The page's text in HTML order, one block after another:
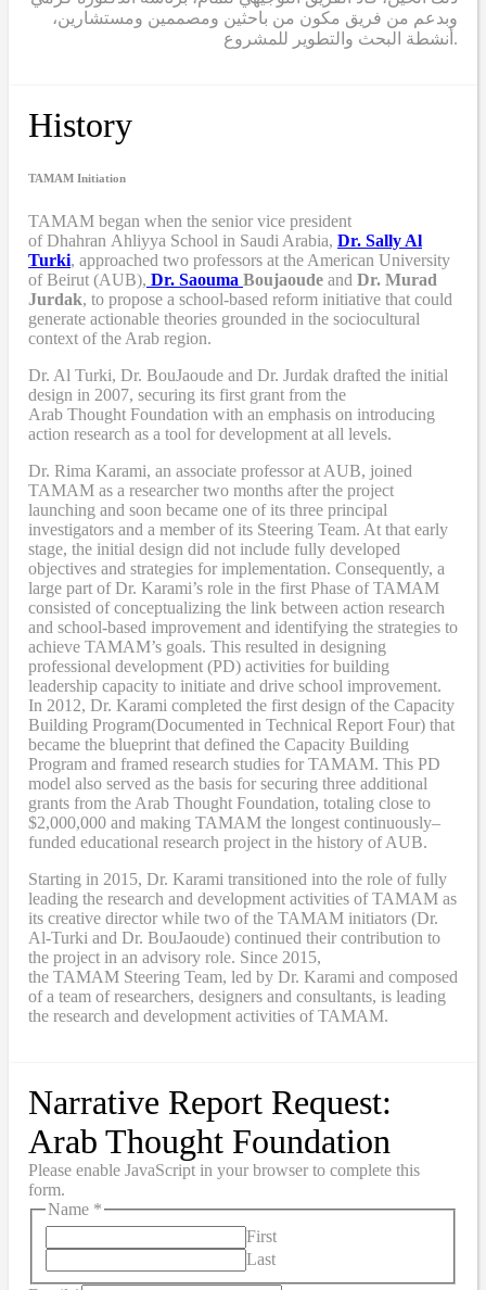
وبدعم من فريق مكون من باحثين ومصممين ومستشارين،
أنشطة البحث والتطوير للمشروع.
History
TAMAM Initiation
TAMAM began when the senior vice president
of Dhahran Ahliyya School in Saudi Arabia, Dr. Sally Al
Turki, approached two professors at the American University
of Beirut (AUB), Dr. Saouma Boujaoude and Dr. Murad
Jurdak, to propose a school-based reform initiative that could
generate actionable theories grounded in the sociocultural
context of the Arab region.
Dr. Al Turki, Dr. BouJaoude and Dr. Jurdak drafted the initial
design in 2007, securing its first grant from the
Arab Thought Foundation with an emphasis on introducing
action research as a tool for development at all levels.
Dr. Rima Karami, an associate professor at AUB, joined
TAMAM as a researcher two months after the project
launching and soon became one of its three principal
investigators and a member of its Steering Team. At that early
stage, the initial design did not include fully developed
objectives and strategies for implementation. Consequently, a
large part of Dr. Karami’s role in the first Phase of TAMAM
consisted of conceptualizing the link between action research
and school-based improvement and identifying the strategies to
achieve TAMAM’s goals. This resulted in designing
professional development (PD) activities for building
leadership capacity to initiate and drive school improvement.
In 2012, Dr. Karami completed the first design of the Capacity
Building Program(Documented in Technical Report Four) that
became the blueprint that defined the Capacity Building
Program and framed research studies for TAMAM. This PD
model also served as the basis for securing three additional
grants from the Arab Thought Foundation, totaling close to
$2,000,000 and making TAMAM the longest continuously–
funded educational research project in the history of AUB.
Starting in 2015, Dr. Karami transitioned into the role of fully
leading the research and development activities of TAMAM as
its creative director while two of the TAMAM initiators (Dr.
Al-Turki and Dr. BouJaoude) continued their contribution to
the project in an advisory role. Since 2015,
the TAMAM Steering Team, led by Dr. Karami and composed
of a team of researchers, designers and consultants, is leading
the research and development activities of TAMAM.
Narrative Report Request:
Arab Thought Foundation
Please enable JavaScript in your browser to complete this
form.
Name *
First
Last